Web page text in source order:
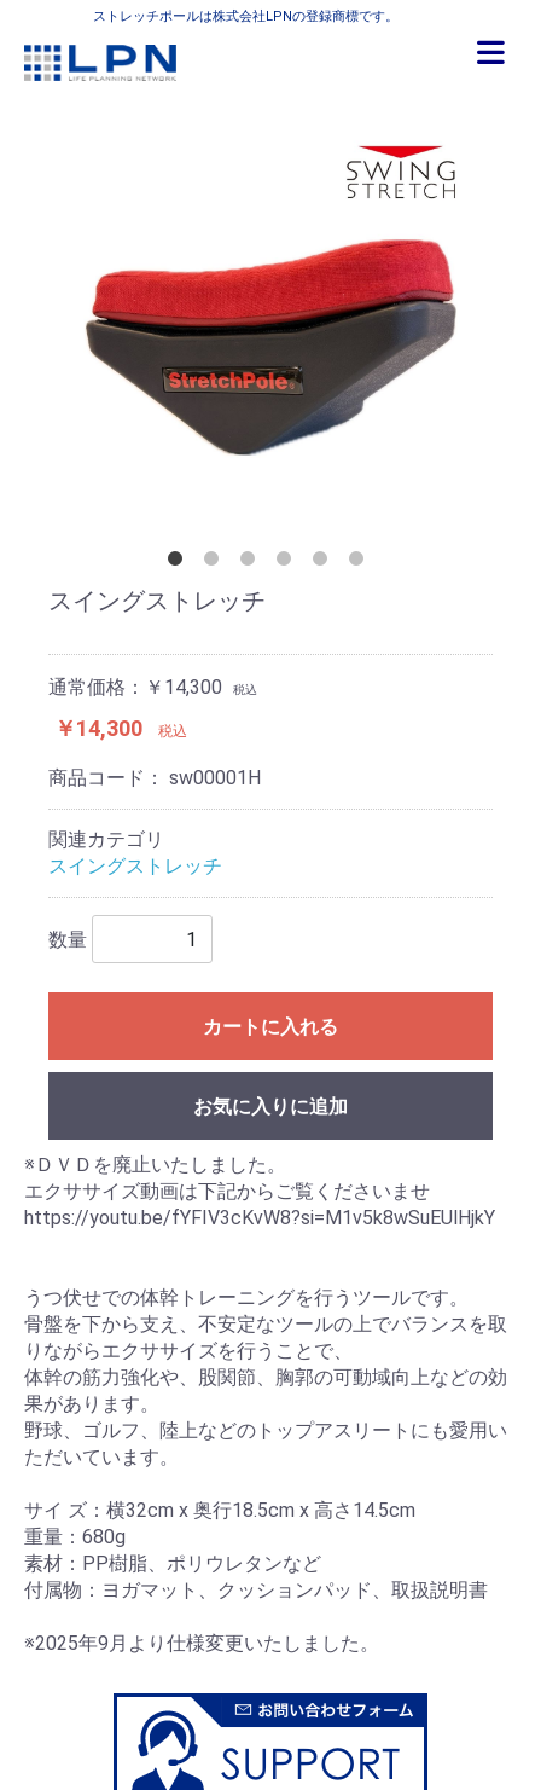
ストレッチポールは株式会社LPNの登録商標です。
スイングストレッチ
通常価格：￥14,300 税込
￥14,300 税込
商品コード： sw00001H
関連カテゴリ
スイングストレッチ
数量
カートに入れる
お気に入りに追加
※ＤＶＤを廃止いたしました。
エクササイズ動画は下記からご覧くださいませ
https://youtu.be/fYFIV3cKvW8?si=M1v5k8wSuEUlHjkY
うつ伏せでの体幹トレーニングを行うツールです。
骨盤を下から支え、不安定なツールの上でバランスを取
りながらエクササイズを行うことで、
体幹の筋力強化や、股関節、胸郭の可動域向上などの効
果があります。
野球、ゴルフ、陸上などのトップアスリートにも愛用い
ただいています。
サイ ズ：横32cm x 奥行18.5cm x 高さ14.5cm
重量：680g
素材：PP樹脂、ポリウレタンなど
付属物：ヨガマット、クッションパッド、取扱説明書
※2025年9月より仕様変更いたしました。